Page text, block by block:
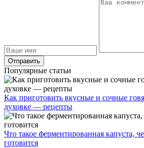
Популярные статьи
Как приготовить вкусные и сочные
духовке — рецепты
Что такое ферментированная капуста,
готовится